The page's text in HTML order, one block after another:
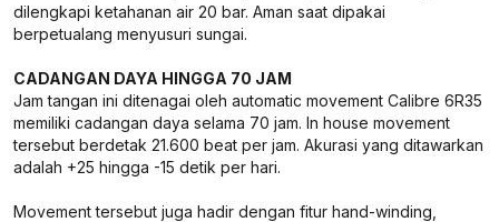
dilengkapi ketahanan air 20 bar. Aman saat dipakai
berpetualang menyusuri sungai.
CADANGAN DAYA HINGGA 70 JAM
Jam tangan ini ditenagai oleh automatic movement Calibre 6R35
memiliki cadangan daya selama 70 jam. In house movement
tersebut berdetak 21.600 beat per jam. Akurasi yang ditawarkan
adalah +25 hingga -15 detik per hari.
Movement tersebut juga hadir dengan fitur hand-winding,